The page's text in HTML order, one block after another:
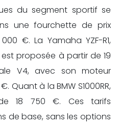
du segment sportif se
une fourchette de prix
€. La Yamaha YZF-R1,
proposée à partir de 19
V4, avec son moteur
Quant à la BMW S1000RR,
18 750 €. Ces tarifs
de base, sans les options